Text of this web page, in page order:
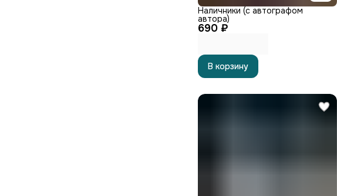
690 ₽
Наличники (с автографом
автора)
В корзину